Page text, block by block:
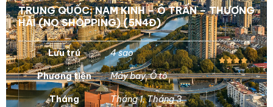
TRUNG QUỐC: NAM KINH – Ô TRẤN – THƯỢNG
HẢI (NO SHOPPING) (5N4Đ)
Lưu trú 4 sao
Phương tiện Máy bay,Ô tô
Tháng Tháng 1,Tháng 3